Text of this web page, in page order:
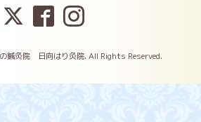
鍼灸院 日向はり灸院. All Rights Reserved.